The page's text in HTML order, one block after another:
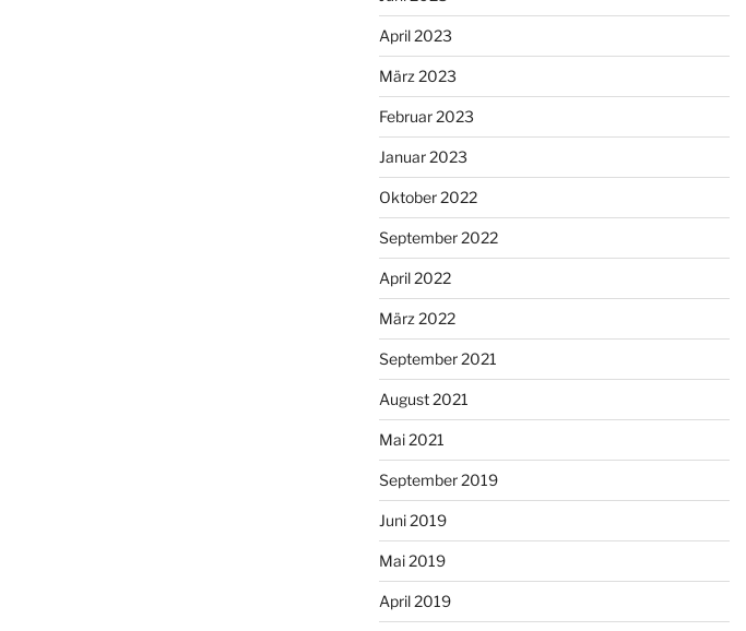
April 2023
März 2023
Februar 2023
Januar 2023
Oktober 2022
September 2022
April 2022
März 2022
September 2021
August 2021
Mai 2021
September 2019
Juni 2019
Mai 2019
April 2019